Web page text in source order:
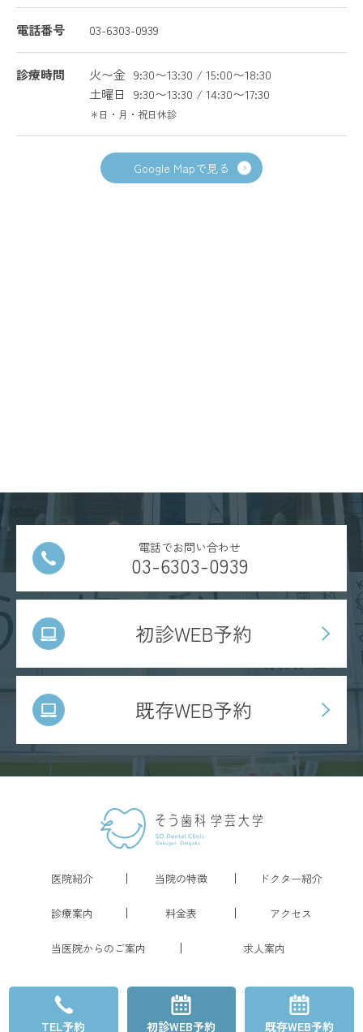
TEL予約 初診WEB予約 既存WEB予約
電話番号 03-6303-0939
診療時間 火〜金 9:30〜13:30 / 15:00〜18:30
土曜日
9:30〜13:30 / 14:30〜17:30
＊日・月・祝日休診
Google Mapで見る
電話でお問い合わせ
03-6303-0939
初診WEB予約
既存WEB予約
医院紹介 当院の特徴 ドクター紹介
診療案内 料金表 アクセス
当医院からのご案内 求人案内